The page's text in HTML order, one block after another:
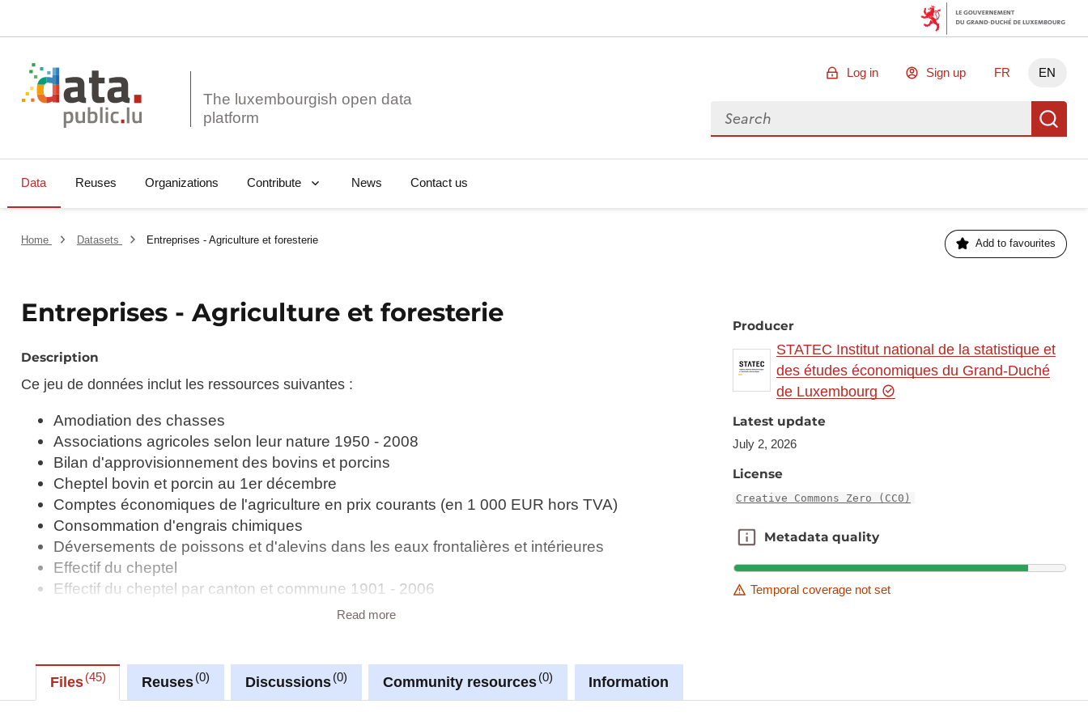
The luxembourgish open data
Log in Sign up FR EN
Search for data
Data Reuses Organizations Contribute News Contact us
Home Datasets Entreprises - Agriculture et foresterie Add to favourites
Entreprises - Agriculture et foresterie
Description
Ce jeu de données inclut les ressources suivantes :
Amodiation des chasses
Associations agricoles selon leur nature 1950 - 2008
Bilan d'approvisionnement des bovins et porcins
Cheptel bovin et porcin au 1er décembre
Comptes économiques de l'agriculture en prix courants (en 1 000 EUR hors TVA)
Consommation d'engrais chimiques
Déversements de poissons et d'alevins dans les eaux frontalières et intérieures
Effectif du cheptel
Effectif du cheptel par canton et commune 1901 - 2006
Evolution des prix de fermage pour les terrains agricoles au Luxembourg
Exploitations viticoles et superficie des vignes
Exportations de vins par pays de destination
Read more
Producer
STATEC Institut national de la statistique et
des études économiques du Grand-Duché
de Luxembourg
Latest update
July 2, 2026
License
Creative Commons Zero (CC0)
Metadata quality
Metadata quality
Temporal coverage not set
Files 45 Reuses 0 Discussions 0 Community resources 0 Information